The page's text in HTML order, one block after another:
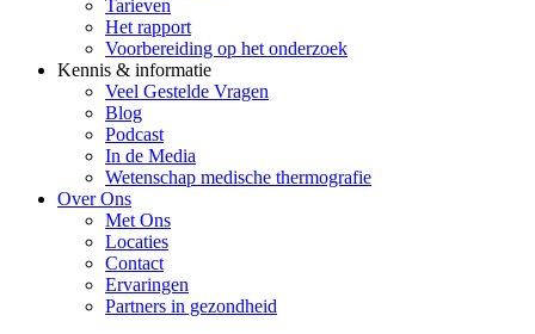
Tarieven
Het rapport
Voorbereiding op het onderzoek
Kennis & informatie
Veel Gestelde Vragen
Blog
Podcast
In de Media
Wetenschap medische thermografie
Over Ons
Met Ons
Locaties
Contact
Ervaringen
Partners in gezondheid